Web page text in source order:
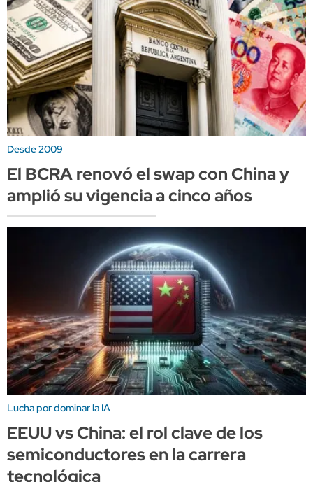
Desde 2009
El BCRA renovó el swap con China y
amplió su vigencia a cinco años
Lucha por dominar la IA
EEUU vs China: el rol clave de los
semiconductores en la carrera
tecnológica